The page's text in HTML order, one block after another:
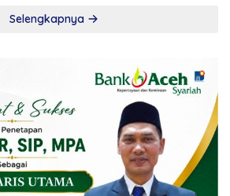
Selengkapnya